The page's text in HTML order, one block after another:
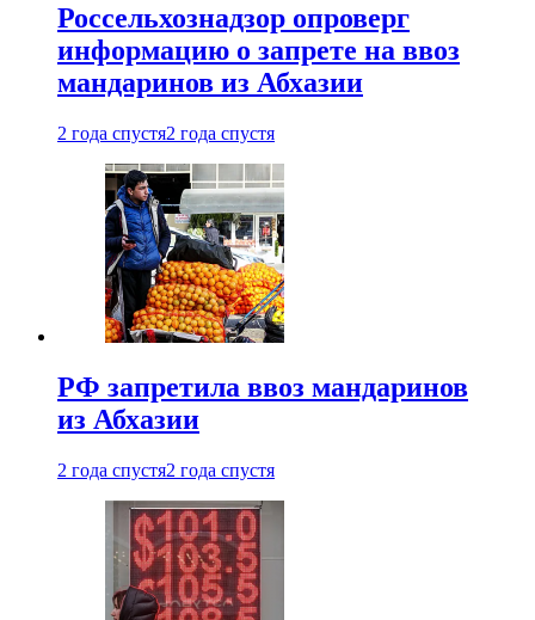
Россельхознадзор опроверг
информацию о запрете на ввоз
мандаринов из Абхазии
2 года спустя2 года спустя
РФ запретила ввоз мандаринов
из Абхазии
2 года спустя2 года спустя